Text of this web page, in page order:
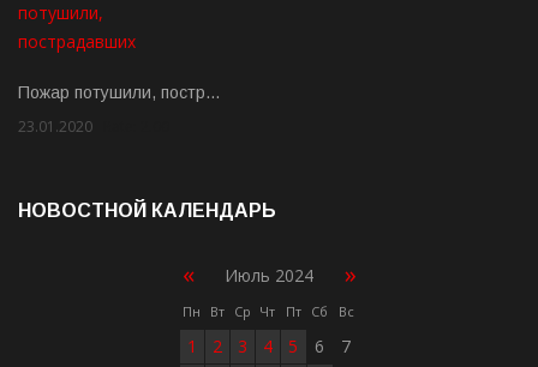
Пожар потушили, постр…
23.01.2020
НОВОСТНОЙ КАЛЕНДАРЬ
« Июль 2024 »
Пн Вт Ср Чт Пт Сб Вс
1 2 3 4 5 6
7